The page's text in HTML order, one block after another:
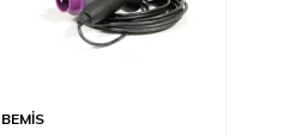
BEMİS